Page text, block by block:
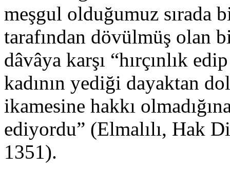
meşgul olduğumuz sırada
tarafından dövülmüş olan
dâvâya karşı “hırçınlık
kadının yediği dayaktan
ikamesine hakkı
ediyordu” (Elmalılı, Hak
1351).